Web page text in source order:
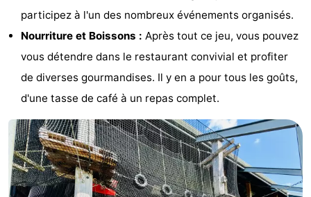
Route
Stationnement
Adresses
Médicales
Région
Zeeland
Schouwen-
participez à l'un des nombreux événements organisés.
Nourriture et Boissons : Après tout ce jeu, vous pouvez
vous détendre dans le restaurant convivial et profiter
de diverses gourmandises. Il y en a pour tous les goûts,
d'une tasse de café à un repas complet.